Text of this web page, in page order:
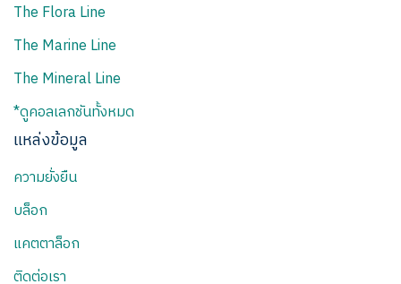
The Flora Line
The Marine Line
The Mineral Line
*ดูคอลเลกชันทั้งหมด
แหล่งข้อมูล
ความยั่งยืน
บล็อก
แคตตาล็อก
ติดต่อเรา